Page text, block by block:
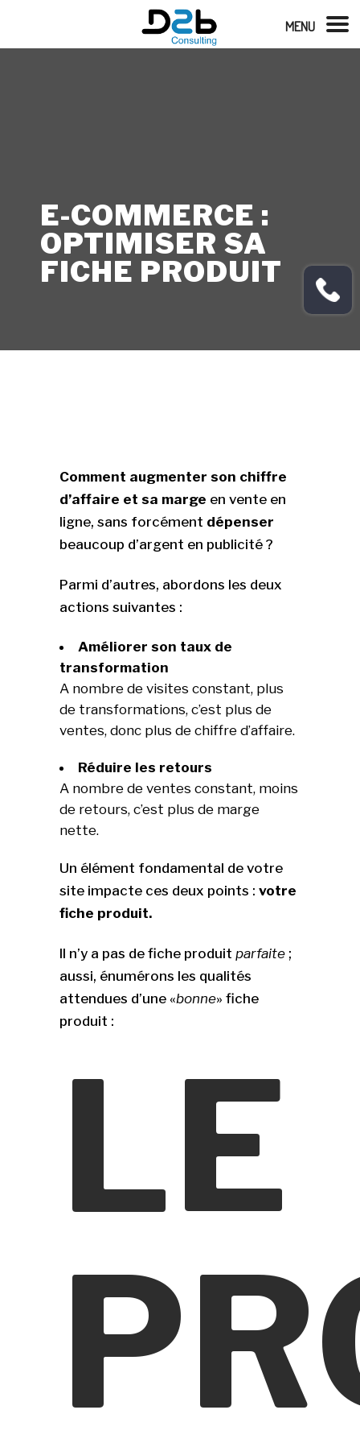
E-COMMERCE :
OPTIMISER SA
FICHE PRODUIT
Comment augmenter son chiffre
d’affaire et sa marge en vente en
ligne, sans forcément dépenser
beaucoup d’argent en publicité ?
Parmi d’autres, abordons les deux
actions suivantes :
Améliorer son taux de
transformation
A nombre de visites constant, plus
de transformations, c’est plus de
ventes, donc plus de chiffre d’affaire.
Réduire les retours
A nombre de ventes constant, moins
de retours, c’est plus de marge
nette.
Un élément fondamental de votre
site impacte ces deux points : votre
fiche produit.
Il n’y a pas de fiche produit parfaite ;
aussi, énumérons les qualités
attendues d’une «bonne» fiche
produit :
LE
MENU